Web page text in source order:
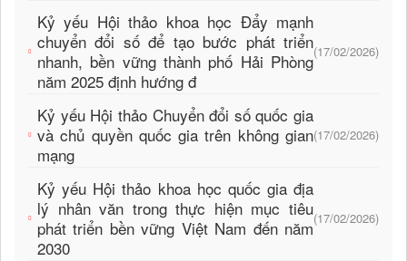
Kỷ yếu Hội thảo khoa học Đẩy mạnh
chuyển đổi số để tạo bước phát triển
nhanh, bền vững thành phố Hải Phòng
năm 2025 định hướng đ
(17/02/2026)
Kỷ yếu Hội thảo Chuyển đổi số quốc gia
và chủ quyền quốc gia trên không gian
mạng
(17/02/2026)
Kỷ yếu Hội thảo khoa học quốc gia địa
lý nhân văn trong thực hiện mục tiêu
phát triển bền vững Việt Nam đến năm
2030
(17/02/2026)